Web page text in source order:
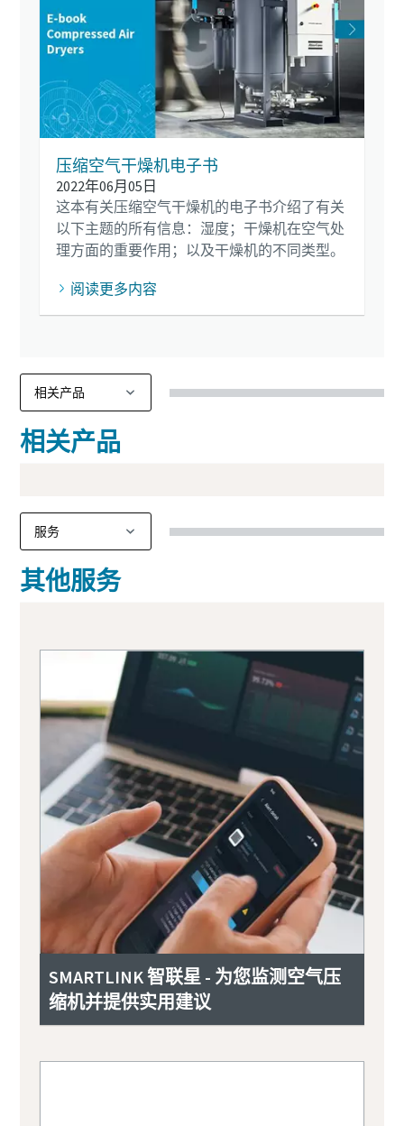
压缩空气干燥机电子书
2022年06月05日
这本有关压缩空气干燥机的电子书介绍了有关
以下主题的所有信息：湿度；干燥机在空气处
理方面的重要作用；以及干燥机的不同类型。
阅读更多内容
相关产品
其他服务
SMARTLINK 智联星 - 为您监测空气压
缩机并提供实用建议